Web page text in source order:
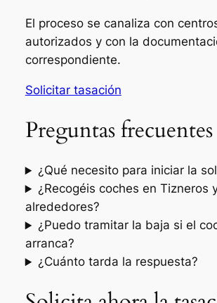
El proceso se canaliza con
autorizados y con la
correspondiente.
Solicitar tasación
Preguntas frecuentes
¿Qué necesito para iniciar la
¿Recogéis coches en Tizneros
alrededores?
¿Puedo tramitar la baja si el
arranca?
¿Cuánto tarda la respuesta?